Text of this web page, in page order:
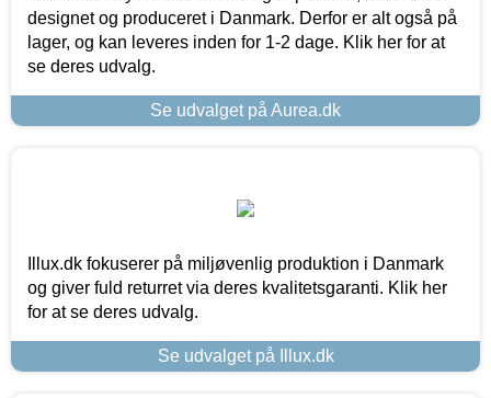
designet og produceret i Danmark. Derfor er alt også på
lager, og kan leveres inden for 1-2 dage. Klik her for at
se deres udvalg.
Se udvalget på Aurea.dk
Illux.dk fokuserer på miljøvenlig produktion i Danmark
og giver fuld returret via deres kvalitetsgaranti. Klik her
for at se deres udvalg.
Se udvalget på Illux.dk